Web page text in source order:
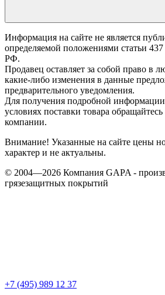
Информация на сайте не является
определяемой положениями статьи 437
РФ.
Продавец оставляет за собой право в
какие-либо изменения в данные
предварительного уведомления.
Для получения подробной информации
условиях поставки товара
компании.
Внимание! Указанные на сайте цены
характер и не актуальны.
© 2004—2026 Компания GAPA -
грязезащитных покрытий
+7 (495) 989 12 37